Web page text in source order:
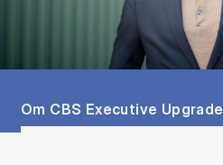
Tablist controls
Show panel
Om CBS Executive Upgrade